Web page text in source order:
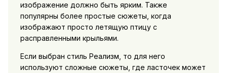
изображение должно быть ярким. Также
популярны более простые сюжеты, когда
изображают просто летящую птицу с
расправленными крыльями.
Если выбран стиль Реализм, то для него
используют сложные сюжеты, где ласточек может